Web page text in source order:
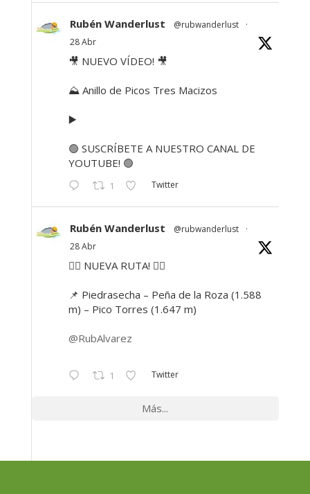
Rubén Wanderlust @rubwanderlust
·
28 Abr
🎥 NUEVO VÍDEO! 🎥
⛰ Anillo de Picos Tres Macizos
▶️
🟢 SUSCRÍBETE A NUESTRO CANAL DE
YOUTUBE! 🟢
1 Twitter
Rubén Wanderlust @rubwanderlust
·
28 Abr
🚶‍♂️ NUEVA RUTA! 🚶‍♀️
📌 Piedrasecha – Peña de la Roza (1.588
m) – Pico Torres (1.647 m)
@RubAlvarez
1 Twitter
Más...